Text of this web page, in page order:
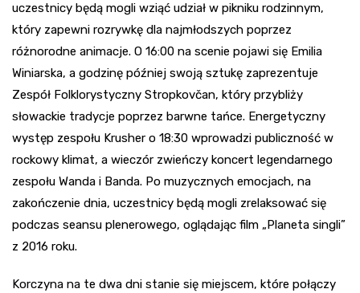
uczestnicy będą mogli wziąć udział w pikniku rodzinnym,
który zapewni rozrywkę dla najmłodszych poprzez
różnorodne animacje. O 16:00 na scenie pojawi się Emilia
Winiarska, a godzinę później swoją sztukę zaprezentuje
Zespół Folklorystyczny Stropkovčan, który przybliży
słowackie tradycje poprzez barwne tańce. Energetyczny
występ zespołu Krusher o 18:30 wprowadzi publiczność w
rockowy klimat, a wieczór zwieńczy koncert legendarnego
zespołu Wanda i Banda. Po muzycznych emocjach, na
zakończenie dnia, uczestnicy będą mogli zrelaksować się
podczas seansu plenerowego, oglądając film „Planeta singli”
z 2016 roku.
Korczyna na te dwa dni stanie się miejscem, które połączy